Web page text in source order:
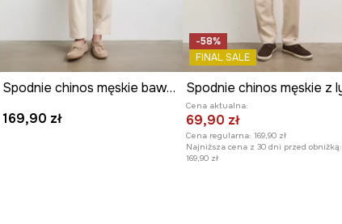
Spodnie chinos męskie bawełniane gładkie
169,90 zł
-58%
FINAL SALE
Cena aktualna:
69,90 zł
Cena regularna: 169,90 zł
Najniższa cena z 30 dni przed obniżką:
169,90 zł